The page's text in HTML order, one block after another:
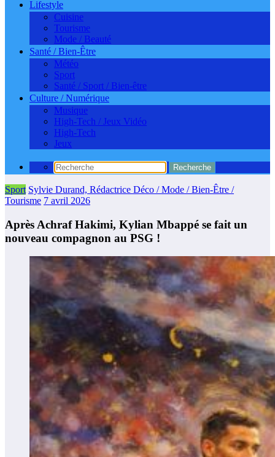
Lifestyle
Cuisine
Tourisme
Mode / Beauté
Santé / Bien-Être
Météo
Sport
Santé / Sport / Bien-être
Culture / Numérique
Musique
High-Tech / Jeux Vidéo
High-Tech
Jeux
Sport Sylvie Durand, Rédactrice Déco / Mode / Bien-Être /
Tourisme 7 avril 2026
Après Achraf Hakimi, Kylian Mbappé se fait un
nouveau compagnon au PSG !